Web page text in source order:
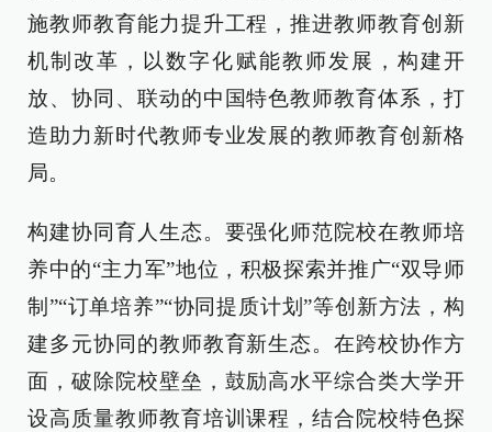
施教师教育能力提升工程，推进教师教育创新
机制改革，以数字化赋能教师发展，构建开
放、协同、联动的中国特色教师教育体系，打
造助力新时代教师专业发展的教师教育创新格
局。
构建协同育人生态。要强化师范院校在教师培
养中的“主力军”地位，积极探索并推广“双导师
制”“订单培养”“协同提质计划”等创新方法，构
建多元协同的教师教育新生态。在跨校协作方
面，破除院校壁垒，鼓励高水平综合类大学开
设高质量教师教育培训课程，结合院校特色探